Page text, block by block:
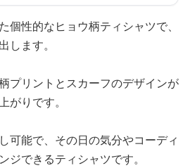
個性的なヒョウ柄ティシャツで、
します。
プリントとスカーフのデザインが
がりです。
可能で、その日の気分やコーディ
ジできるティシャツです。